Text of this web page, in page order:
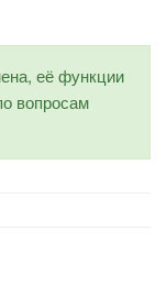
её функции
вопросам